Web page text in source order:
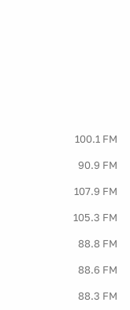
100.1 FM
90.9 FM
107.9 FM
105.3 FM
88.8 FM
88.6 FM
88.3 FM